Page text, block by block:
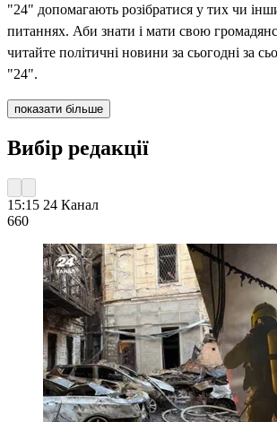
"24" допомагають розібратися у тих чи
питаннях. Аби знати і мати свою
читайте політичні новини за сьогодні за
"24".
показати більше
Вибір редакції
15:15 24 Канал
660